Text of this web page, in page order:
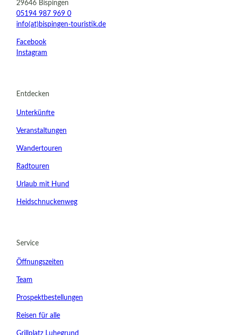
Kinder
29646 Bispingen
05194 987 969 0
info(at)bispingen-touristik.de
Facebook
Instagram
Entdecken
Unterkünfte
Veranstaltungen
Wandertouren
Radtouren
Urlaub mit Hund
Heidschnuckenweg
Service
Öffnungszeiten
Team
Prospektbestellungen
Reisen für alle
Grillplatz Luhegrund